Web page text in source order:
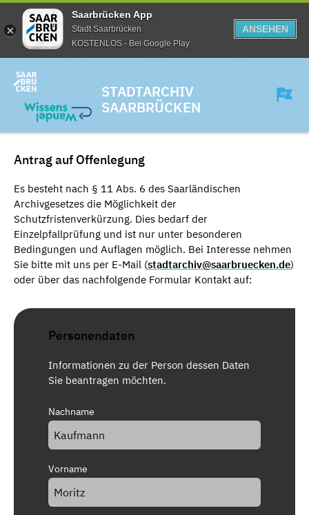
Saarbrücken App
Stadt Saarbrücken
KOSTENLOS - Bei Google Play
ANSEHEN
STADTARCHIV
SAARBRÜCKEN
Antrag auf Offenlegung
Es besteht nach § 11 Abs. 6 des Saarländischen
Archivgesetzes die Möglichkeit der
Schutzfristenverkürzung. Dies bedarf der
Einzelpfallprüfung und ist nur unter besonderen
Bedingungen und Auflagen möglich. Bei Interesse nehmen
Sie bitte mit uns per E-Mail (stadtarchiv@saarbruecken.de)
oder über das nachfolgende Formular Kontakt auf:
Personendaten
Informationen zu der Person dessen Daten
Sie beantragen möchten.
Nachname
Vorname